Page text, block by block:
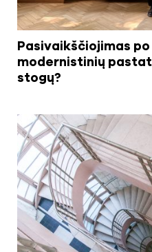
Pasivaikščiojimas po
modernistinių
stogų?